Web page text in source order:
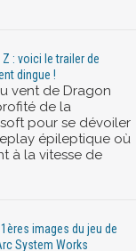
Z : voici le trailer de
dingue !
vent de Dragon
de la
pour se dévoiler
épileptique où
à la vitesse de
images du jeu de
System Works